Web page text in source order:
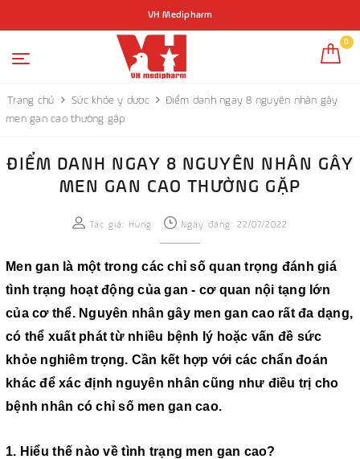
VH Medipharm
0
Trang chủ Sức khỏe y dược
Điểm danh ngay 8 nguyên nhân gây
men gan cao thường gặp
ĐIỂM DANH NGAY 8 NGUYÊN NHÂN GÂY
MEN GAN CAO THƯỜNG GẶP
Tác giả: Hùng Ngày đăng: 22/07/2022
Men gan là một trong các chỉ số quan trọng đánh giá
tình trạng hoạt động của gan - cơ quan nội tạng lớn
của cơ thể. Nguyên nhân gây men gan cao rất đa dạng,
có thể xuất phát từ nhiều bệnh lý hoặc vấn đề sức
khỏe nghiêm trọng. Cần kết hợp với các chẩn đoán
khác để xác định nguyên nhân cũng như điều trị cho
bệnh nhân có chỉ số men gan cao.
1. Hiểu thế nào về tình trạng men gan cao?